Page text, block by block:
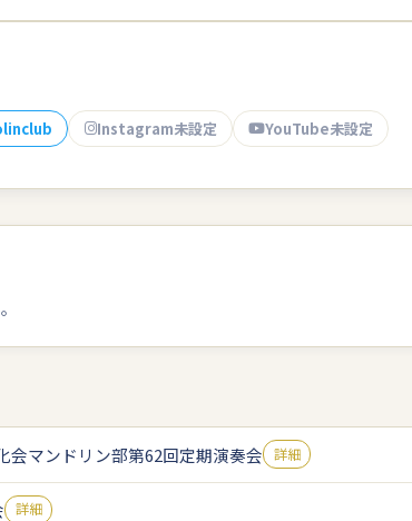
Instagram未設定 YouTube未設定
会マンドリン部第62回定期演奏会 詳細
詳細